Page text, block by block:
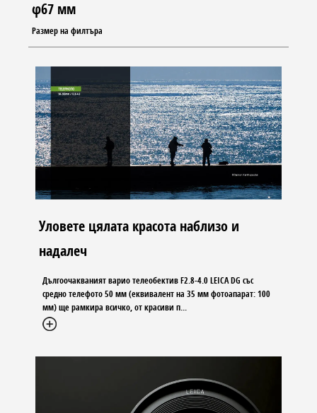
φ67 мм
Размер на филтъра
Уловете цялата красота наблизо и
надалеч
Дългоочакваният варио телеобектив F2.8-4.0 LEICA DG със
средно телефото 50 мм (еквивалент на 35 мм фотоапарат: 100
мм) ще рамкира всичко, от красиви п...